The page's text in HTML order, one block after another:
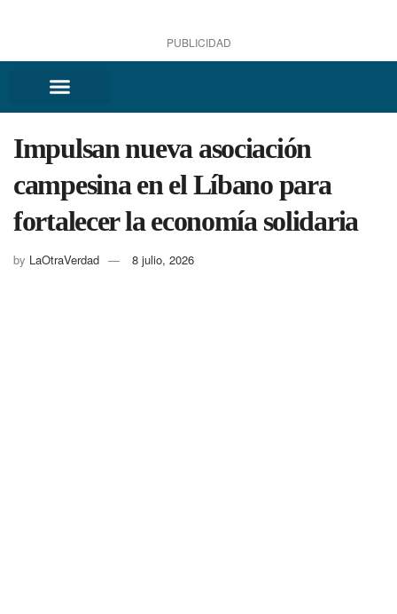
PUBLICIDAD
Impulsan nueva asociación
campesina en el Líbano para
fortalecer la economía solidaria
by LaOtraVerdad 8 julio, 2026